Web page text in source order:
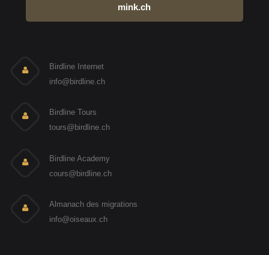
mink.ch
Birdline Internet
info@birdline.ch
Birdline Tours
tours@birdline.ch
Birdline Academy
cours@birdline.ch
Almanach des migrations
info@oiseaux.ch